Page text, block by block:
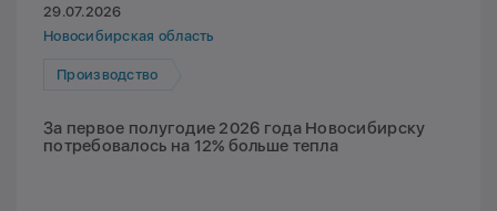
29.07.2026
Новосибирская область
Производство
За первое полугодие 2026 года Новосибирску
потребовалось на 12% больше тепла